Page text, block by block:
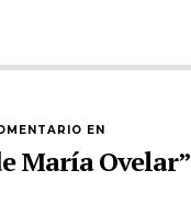
EN
María Ovelar”